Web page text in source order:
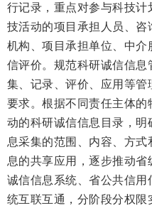
行记录，重点对参与科技
技活动的项目承担人员、
机构、项目承担单位、中
信评价。规范科研诚信信
集、记录、评价、应用等管
要求。根据不同责任主体
动的科研诚信信息目录，
息采集的范围、内容、方
息的共享应用，逐步推动
诚信信息系统、省公共信
统互联互通，分阶段分权